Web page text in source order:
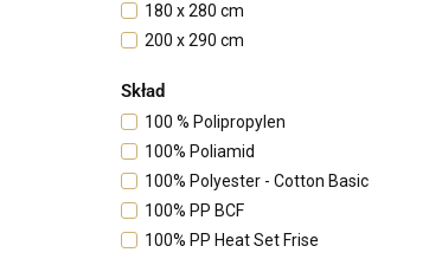
180 x 280 cm
200 x 290 cm
250 x 350 cm
300 x 400 cm
60 x 100 cm
80 x 150 cm
Skład
100 % Polipropylen
100% Poliamid
100% Polyester - Cotton Basic
100% PP BCF
100% PP Heat Set Frise